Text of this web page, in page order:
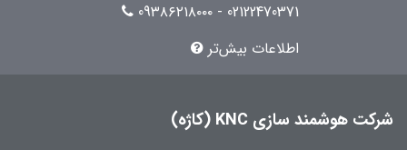
02122470371 - 09۳۸۶۲۱۸۰۰۰
اطلاعات بیش‌تر
شرکت هوشمند سازی KNC (کاژه)